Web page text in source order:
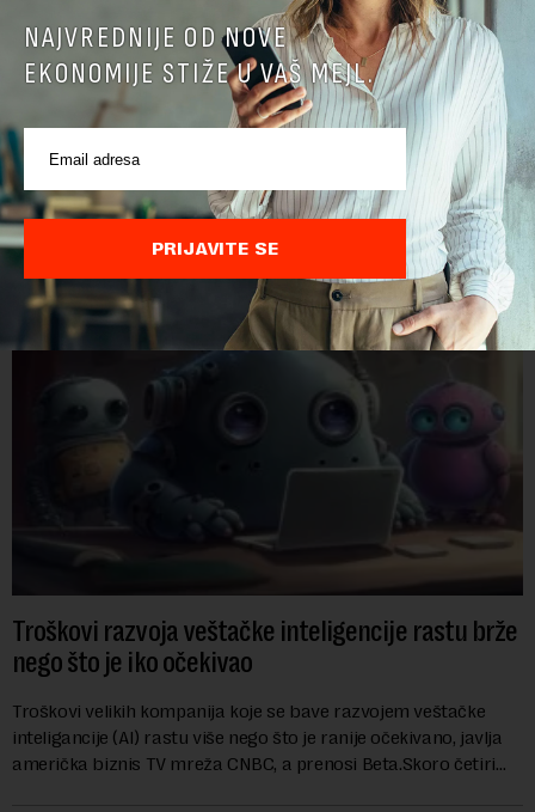
POVEZANI SADRŽAJI
Troškovi razvoja veštačke inteligencije rastu brže
nego što je iko očekivao
Troškovi velikih kompanija koje se bave razvojem veštačke
inteligancije (AI) rastu više nego što je ranije očekivano, javlja
američka biznis TV mreža CNBC, a prenosi Beta.Skoro četiri
NAJVREDNIJE OD NOVE
EKONOMIJE STIŽE U VAŠ MEJL.
PRIJAVITE SE